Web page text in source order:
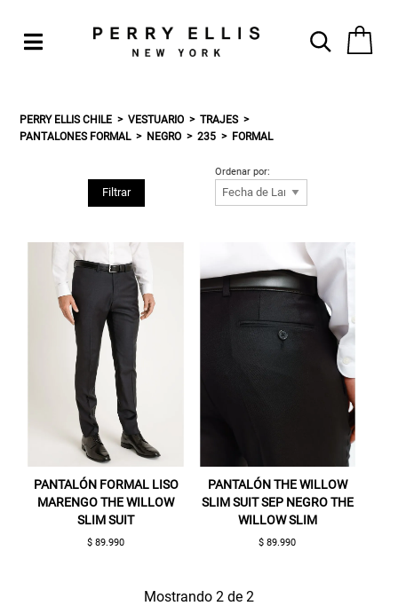
PERRY ELLIS CHILE VESTUARIO
TRAJES
PANTALONES FORMAL
NEGRO 235 FORMAL
Filtrar
Ordenar por:
PANTALÓN FORMAL LISO
MARENGO THE WILLOW
SLIM SUIT
$ 89.990
PANTALÓN THE WILLOW
SLIM SUIT SEP NEGRO THE
WILLOW SLIM
$ 89.990
Mostrando 2 de 2
Gracias por inscribirte!